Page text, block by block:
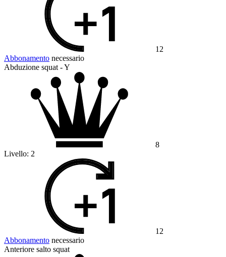
12
Abbonamento necessario
Abduzione squat - Y
8
Livello: 2
12
Abbonamento necessario
Anteriore salto squat